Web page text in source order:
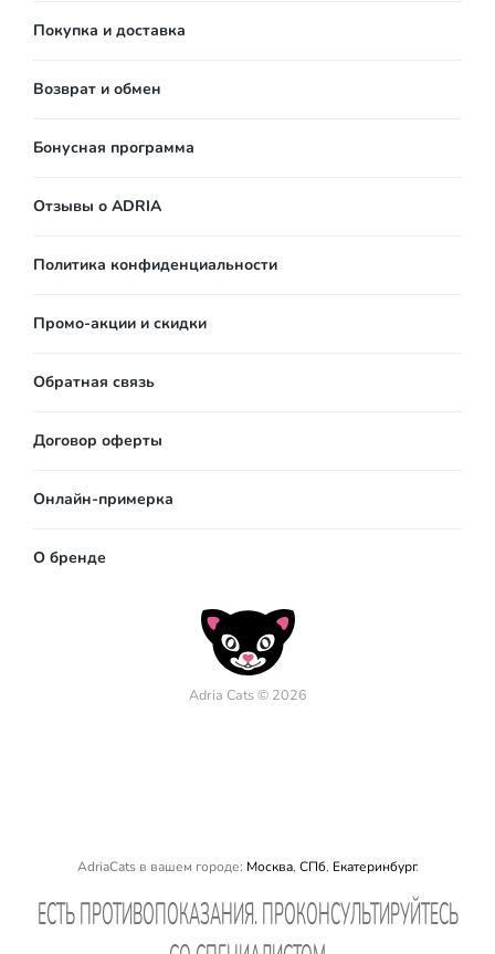
Покупка и доставка
Возврат и обмен
Бонусная программа
Отзывы о ADRIA
Политика конфиденциальности
Промо-акции и скидки
Обратная связь
Договор оферты
Онлайн-примерка
О бренде
Adria Cats © 2026
AdriaCats в вашем городе: Москва, СПб, Екатеринбург.
EСТЬ ПРОТИВОПОКАЗАНИЯ. ПРОКОНСУЛЬТИРУЙТЕСЬ